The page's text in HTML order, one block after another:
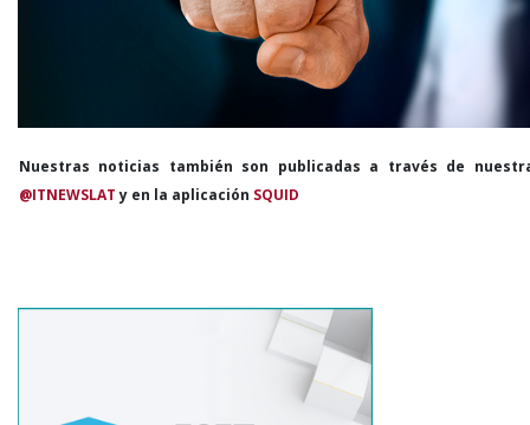
Nuestras noticias también son publicadas a través de
@ITNEWSLATy en la aplicación SQUID